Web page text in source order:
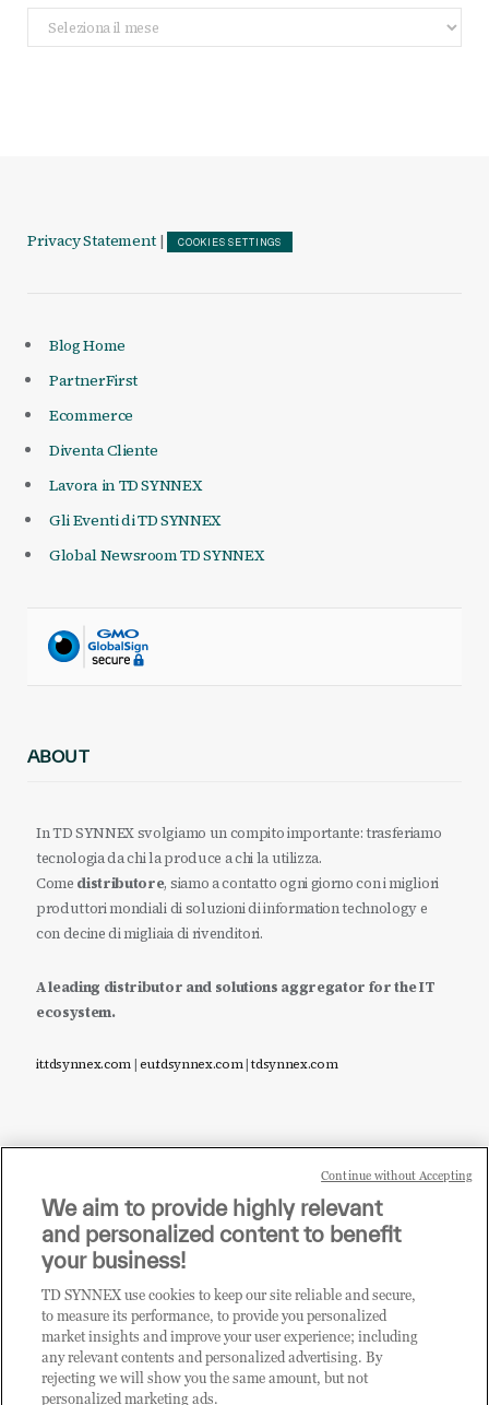
Archivio
Articoli
Privacy Statement | COOKIES SETTINGS
Blog Home
PartnerFirst
Ecommerce
Diventa Cliente
Lavora in TD SYNNEX
Gli Eventi di TD SYNNEX
Global Newsroom TD SYNNEX
ABOUT
In TD SYNNEX svolgiamo un compito importante: trasferiamo
tecnologia da chi la produce a chi la utilizza.
Come distributore, siamo a contatto ogni giorno con i migliori
produttori mondiali di soluzioni di information technology e
con decine di migliaia di rivenditori.
A leading distributor and solutions aggregator for the IT
ecosystem.
it.tdsynnex.com|eu.tdsynnex.com|tdsynnex.com
Sei un rivenditore di tecnologia e desideri acquistare
i prodotti o le soluzioni trattate sul blog?
CLICCA QUI E DIVENTA
CLIENTE TD SYNNEX
We aim to provide highly relevant
and personalized content to benefit
your business!
TD SYNNEX use cookies to keep our site reliable and secure,
to measure its performance, to provide you personalized
market insights and improve your user experience; including
any relevant contents and personalized advertising. By
rejecting we will show you the same amount, but not
personalized marketing ads.
Continue without Accepting